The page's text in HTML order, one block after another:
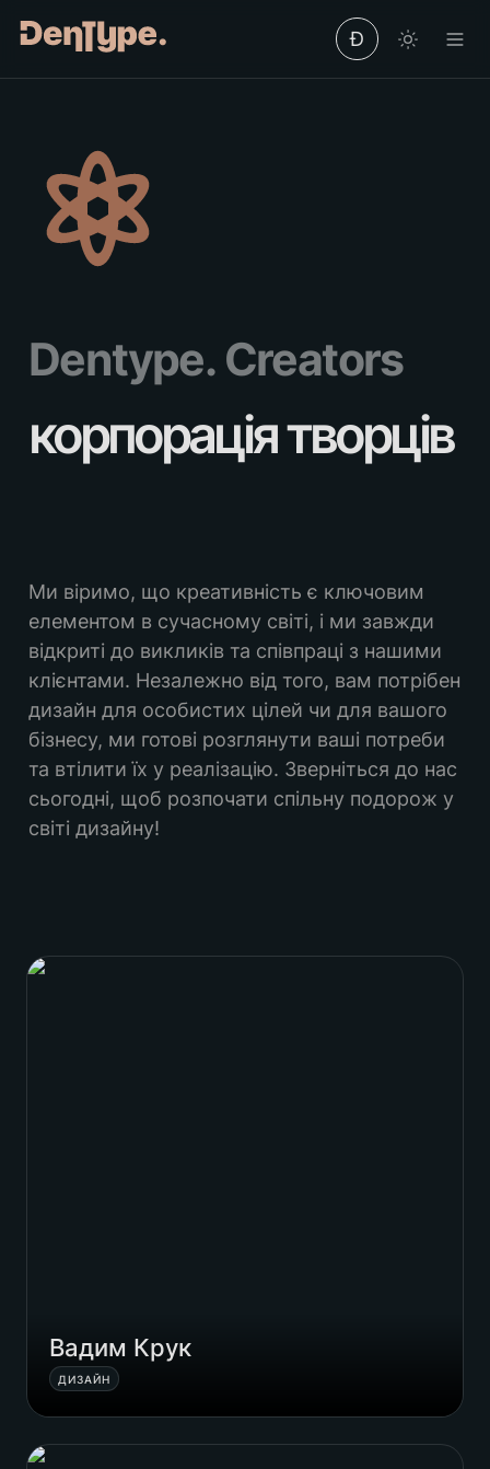
Ð
Dentype. Creators
корпорація творців
Ми віримо, що креативність є ключовим
елементом в сучасному світі, і ми завжди
відкриті до викликів та співпраці з нашими
клієнтами. Незалежно від того, вам потрібен
дизайн для особистих цілей чи для вашого
бізнесу, ми готові розглянути ваші потреби
та втілити їх у реалізацію. Зверніться до нас
сьогодні, щоб розпочати спільну подорож у
світі дизайну!
Вадим Крук
Вадим Крук
ДИЗАЙН
Євгеній Кутік